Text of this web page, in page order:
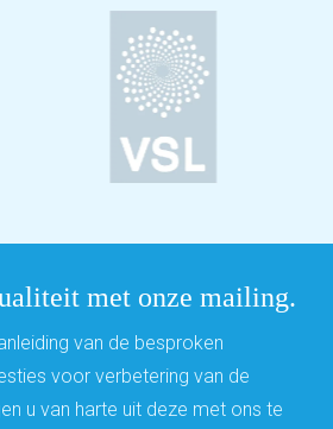
met onze mailing.
van de besproken
voor verbetering van de
u van harte uit deze met ons te